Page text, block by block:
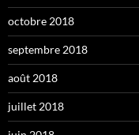
octobre 2018
septembre 2018
août 2018
juillet 2018